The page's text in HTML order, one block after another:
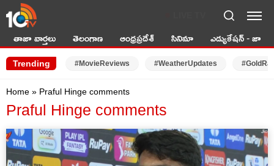
తాజా వార్తలు తెలంగాణ ఆంధ్రప్రదేశ్ సినిమా ఎడ్యుకేషన్ - జాబ్స్
Trending #MovieReviews #WeatherUpdates
Home » Praful Hinge comments
Praful Hinge comments